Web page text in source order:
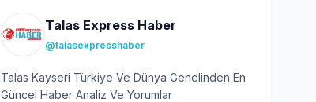
Talas Express Haber
@talasexpresshaber
Talas Kayseri Türkiye Ve Dünya Genelinden En
Güncel Haber Analiz Ve Yorumlar